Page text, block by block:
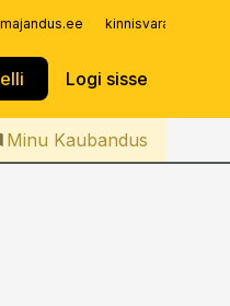
Logi sisse
Minu Kaubandus